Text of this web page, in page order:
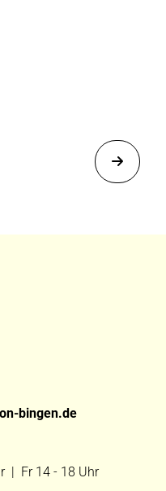
bingen.de
|
Fr 14 - 18 Uhr